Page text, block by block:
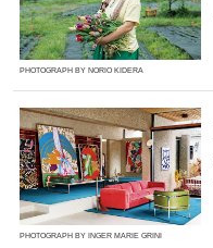
PHOTOGRAPH BY NORIO KIDERA
PHOTOGRAPH BY INGER MARIE GRINI